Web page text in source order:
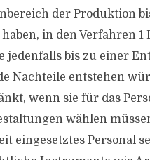
der Produktion
in den Verfahren 1
jedenfalls bis zu einer
Nachteile entstehen
wenn sie für das
wählen
eingesetztes Personal